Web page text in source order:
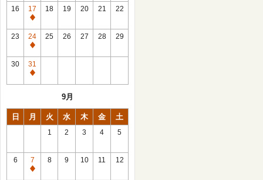
館
日
16
17
休
館
日
18 19 20 21 22
23
24
休
館
日
25 26 27 28 29
30
31
休
9月
日 月 火 水 木 金 土
1 2 3 4 5
6
7
休
8 9 10 11 12